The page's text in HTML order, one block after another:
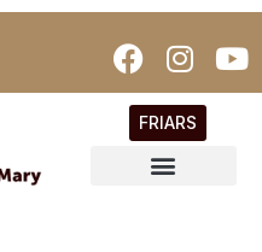
FRIARS